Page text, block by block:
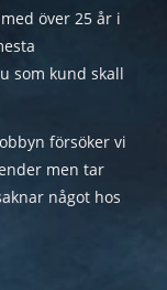
över 25 år i
som kund skall
försöker vi
men tar
något hos